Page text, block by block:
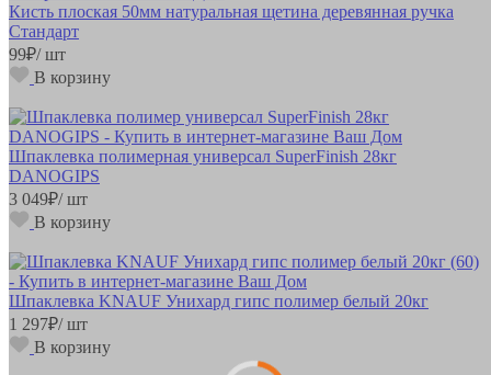
Кисть плоская 50мм натуральная щетина деревянная ручка
Стандарт
99₽/ шт
В корзину
Шпаклевка полимерная универсал SuperFinish 28кг
DANOGIPS
3 049₽/ шт
В корзину
Шпаклевка KNAUF Унихард гипс полимер белый 20кг
1 297₽/ шт
В корзину